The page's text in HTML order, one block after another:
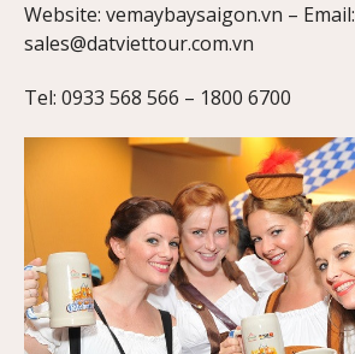
Website: vemaybaysaigon.vn – Email:
sales@datviettour.com.vn
Tel: 0933 568 566 – 1800 6700